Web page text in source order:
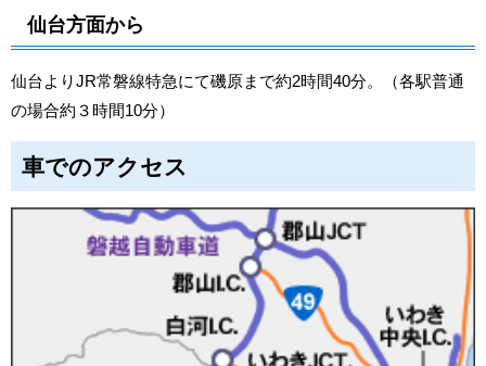
仙台方面から
仙台よりJR常磐線特急にて磯原まで約2時間40分。（各駅普通
の場合約３時間10分）
車でのアクセス